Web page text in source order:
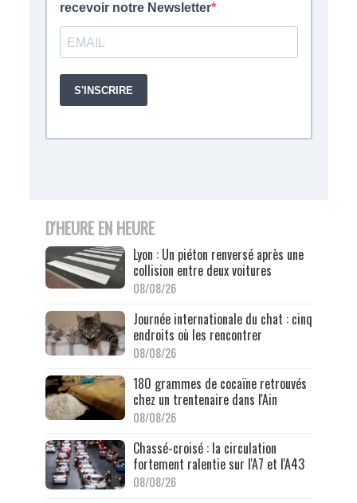
D'HEURE EN HEURE
Lyon : Un piéton renversé après une
collision entre deux voitures
08/08/26
Journée internationale du chat : cinq
endroits où les rencontrer
08/08/26
180 grammes de cocaïne retrouvés
chez un trentenaire dans l'Ain
08/08/26
Chassé-croisé : la circulation
fortement ralentie sur l'A7 et l'A43
08/08/26